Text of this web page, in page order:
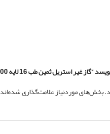
استریل ثمین طب 16 لایه 500 گرم”
بخش‌های موردنیاز علامت‌گذاری شده‌اند